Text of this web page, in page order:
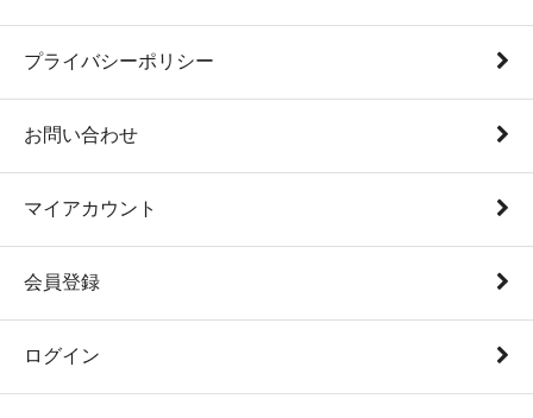
プライバシーポリシー
お問い合わせ
マイアカウント
会員登録
ログイン